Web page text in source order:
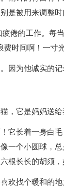
是被用来调整时
的工作。每当
费时间啊！一寸
为他诚实的记
它是妈妈送给
长着一身白毛
一个小圆球，
根长长的胡须
找个暖和的地